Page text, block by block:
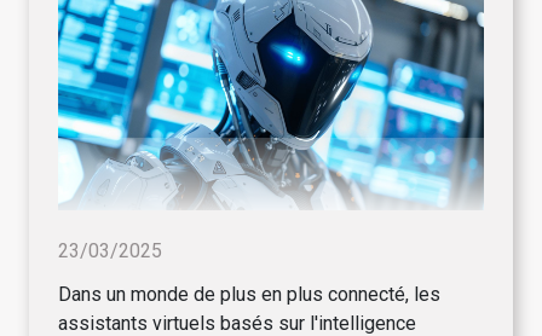
23/03/2025
Dans un monde de plus en plus connecté, les
assistants virtuels basés sur l'intelligence